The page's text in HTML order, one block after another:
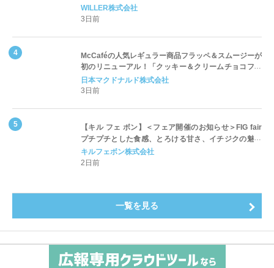
WILLER株式会社
3日前
McCaféの人気レギュラー商品フラッペ＆スムージーが
初のリニューアル！「クッキー＆クリームチョコフラ
ッペ」「マンゴースムージー」8月5日（水）から販売
開始
日本マクドナルド株式会社
3日前
【キル フェ ボン】＜フェア開催のお知らせ＞FIG fair
プチプチとした食感、とろける甘さ、イチジクの魅力
をたっぷりと。新作を含め、イチジク尽くしの全4種が
登場8月20日（木）スタート
キルフェボン株式会社
2日前
一覧を見る